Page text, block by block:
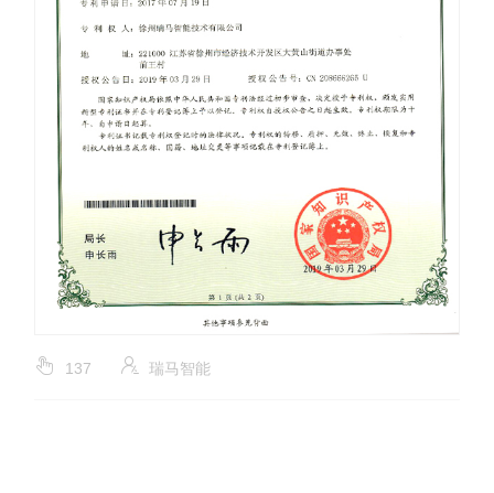
137 瑞马智能